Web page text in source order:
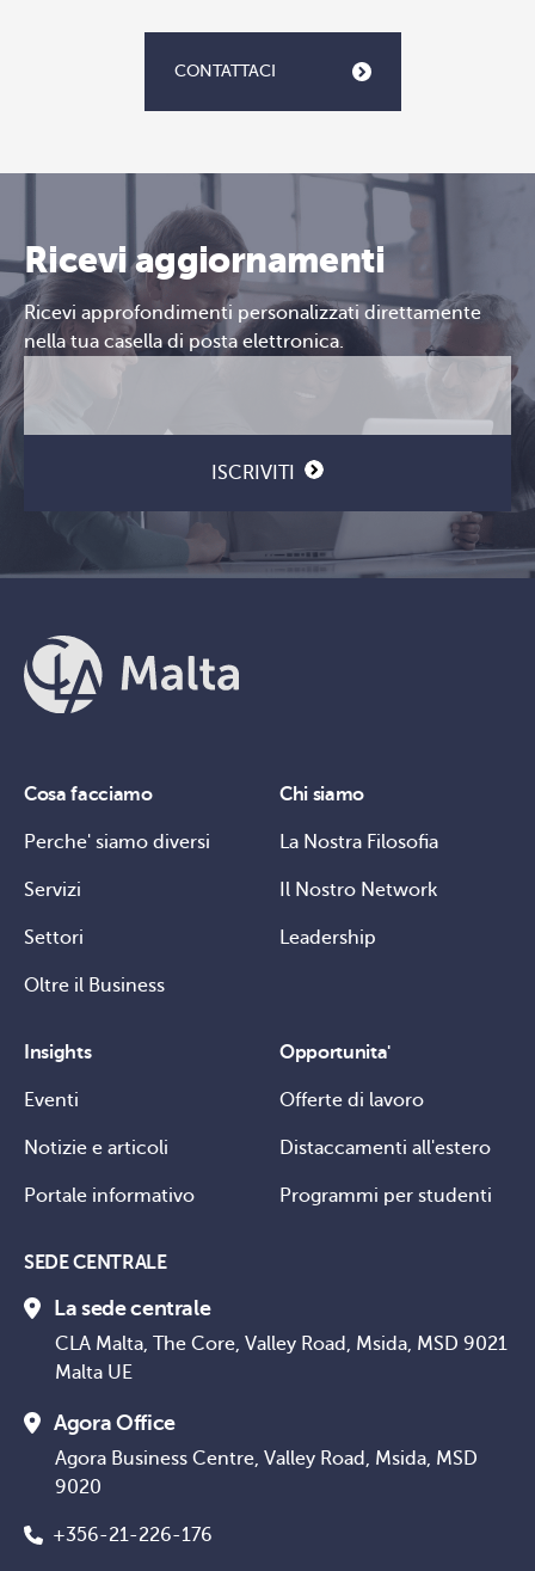
CONTATTACI
Ricevi aggiornamenti
Ricevi approfondimenti personalizzati direttamente
nella tua casella di posta elettronica.
ISCRIVITI
Cosa facciamo
Perche' siamo diversi
Servizi
Settori
Oltre il Business
Chi siamo
La Nostra Filosofia
Il Nostro Network
Leadership
Insights
Eventi
Notizie e articoli
Portale informativo
Opportunita'
Offerte di lavoro
Distaccamenti all'estero
Programmi per studenti
SEDE CENTRALE
La sede centrale
CLA Malta, The Core, Valley Road, Msida, MSD 9021
Malta UE
Agora Office
Agora Business Centre, Valley Road, Msida, MSD
9020
+356-21-226-176